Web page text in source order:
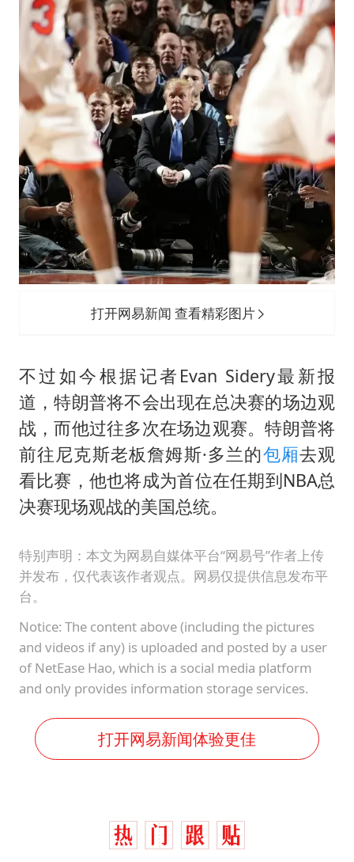
打开网易新闻 查看精彩图片
不过如今根据记者Evan Sidery最新报
道，特朗普将不会出现在总决赛的场边观
战，而他过往多次在场边观赛。特朗普将
前往尼克斯老板詹姆斯·多兰的包厢去观
看比赛，他也将成为首位在任期到NBA总
决赛现场观战的美国总统。
特别声明：本文为网易自媒体平台“网易号”作者上传
并发布，仅代表该作者观点。网易仅提供信息发布平
台。
Notice: The content above (including the pictures
and videos if any) is uploaded and posted by a user
of NetEase Hao, which is a social media platform
and only provides information storage services.
打开网易新闻体验更佳